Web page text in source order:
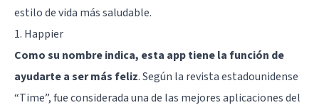
estilo de vida más saludable.
1. Happier
Como su nombre indica, esta app tiene la función de
ayudarte a ser más feliz. Según la revista estadounidense
“Time”, fue considerada una de las mejores aplicaciones del